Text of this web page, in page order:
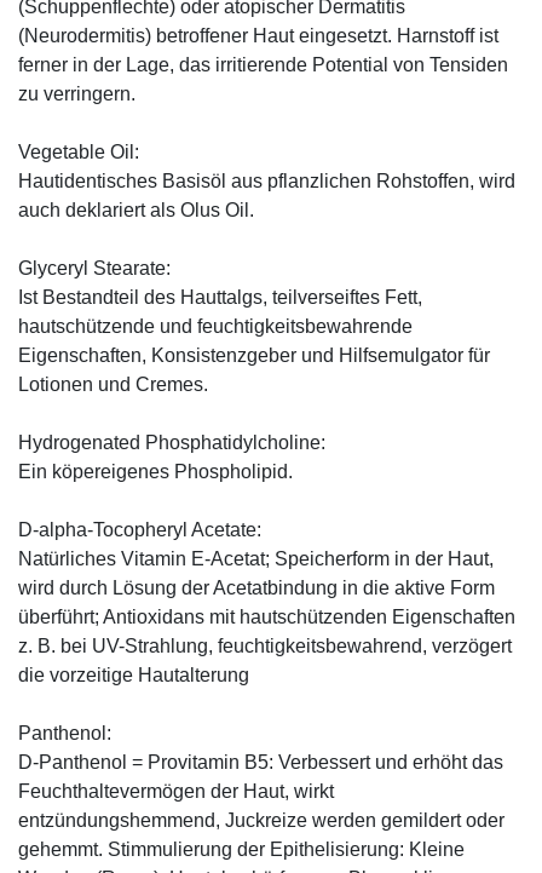
(Schuppenflechte) oder atopischer Dermatitis
(Neurodermitis) betroffener Haut eingesetzt. Harnstoff ist
ferner in der Lage, das irritierende Potential von Tensiden
zu verringern.
Vegetable Oil:
Hautidentisches Basisöl aus pflanzlichen Rohstoffen, wird
auch deklariert als Olus Oil.
Glyceryl Stearate:
Ist Bestandteil des Hauttalgs, teilverseiftes Fett,
hautschützende und feuchtigkeitsbewahrende
Eigenschaften, Konsistenzgeber und Hilfsemulgator für
Lotionen und Cremes.
Hydrogenated Phosphatidylcholine:
Ein köpereigenes Phospholipid.
D-alpha-Tocopheryl Acetate:
Natürliches Vitamin E-Acetat; Speicherform in der Haut,
wird durch Lösung der Acetatbindung in die aktive Form
überführt; Antioxidans mit hautschützenden Eigenschaften
z. B. bei UV-Strahlung, feuchtigkeitsbewahrend, verzögert
die vorzeitige Hautalterung
Panthenol:
D-Panthenol = Provitamin B5: Verbessert und erhöht das
Feuchthaltevermögen der Haut, wirkt
entzündungshemmend, Juckreize werden gemildert oder
gehemmt. Stimmulierung der Epithelisierung: Kleine